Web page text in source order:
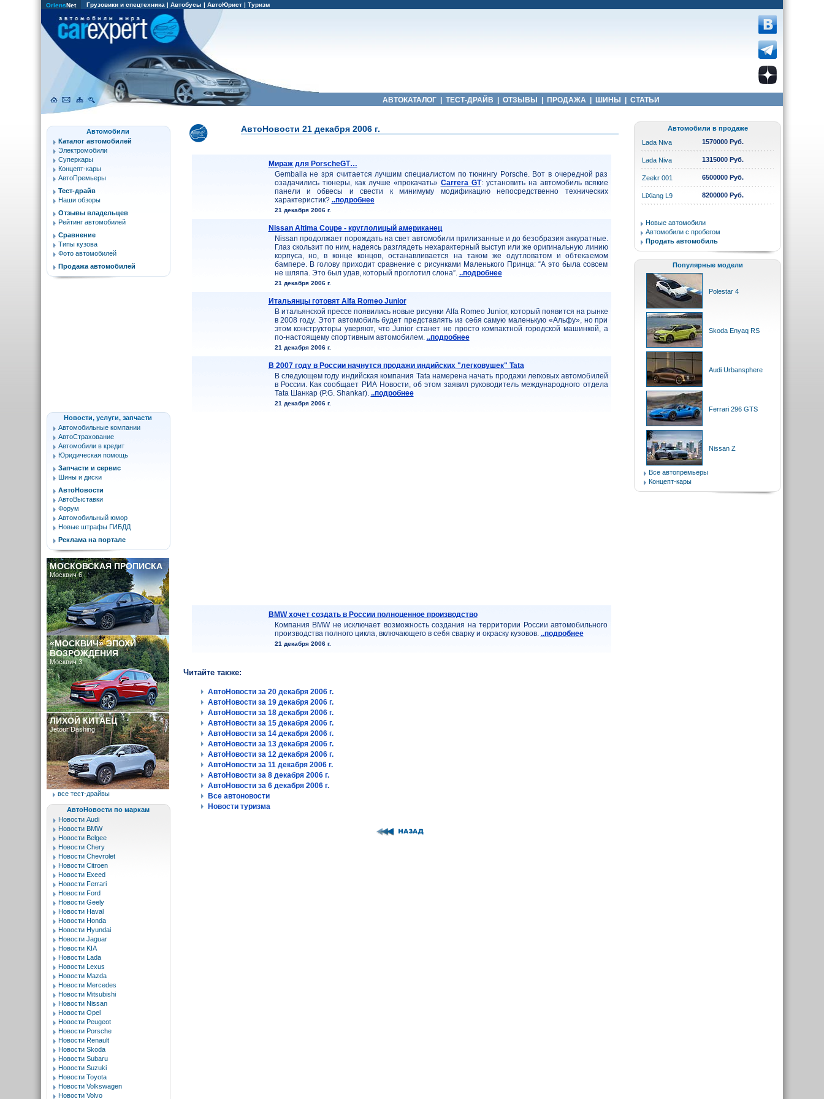
OriensNet Грузовики и спецтехника | Автобусы | АвтоЮрист | Туризм
АВТОКАТАЛОГ ТЕСТ-ДРАЙВ ОТЗЫВЫ ПРОДАЖА ШИНЫ СТАТЬИ
АвтоНовости 21 декабря 2006 г.
Мираж для PorscheGT…
Gemballa не зря считается лучшим специалистом по тюнингу Porsche. Вот в очередной раз
озадачились тюнеры, как лучше «прокачать» Carrera GT: установить на автомобиль всякие
панели и обвесы и свести к минимуму модификацию непосредственно технических
характеристик? ..подробнее
21 декабря 2006 г.
Nissan Altima Coupe - круглолицый американец
Nissan продолжает порождать на свет автомобили прилизанные и до безобразия аккуратные.
Глаз скользит по ним, надеясь разглядеть нехарактерный выступ или же оригинальную линию
корпуса, но, в конце концов, останавливается на таком же одутловатом и обтекаемом
бампере. В голову приходит сравнение с рисунками Маленького Принца: “А это была совсем
не шляпа. Это был удав, который проглотил слона”. ..подробнее
21 декабря 2006 г.
Итальянцы готовят Alfa Romeo Junior
В итальянской прессе появились новые рисунки Alfa Romeo Junior, который появится на рынке
в 2008 году. Этот автомобиль будет представлять из себя самую маленькую «Альфу», но при
этом конструкторы уверяют, что Junior станет не просто компактной городской машинкой, а
по-настоящему спортивным автомобилем. ..подробнее
21 декабря 2006 г.
В 2007 году в России начнутся продажи индийских "легковушек" Tata
В следующем году индийская компания Tata намерена начать продажи легковых автомобилей
в России. Как сообщает РИА Новости, об этом заявил руководитель международного отдела
Tata Шанкар (P.G. Shankar). ..подробнее
21 декабря 2006 г.
BMW хочет создать в России полноценное производство
Компания BMW не исключает возможность создания на территории России автомобильного
производства полного цикла, включающего в себя сварку и окраску кузовов. ..подробнее
21 декабря 2006 г.
Читайте также:
АвтоНовости за 20 декабря 2006 г.
АвтоНовости за 19 декабря 2006 г.
АвтоНовости за 18 декабря 2006 г.
АвтоНовости за 15 декабря 2006 г.
АвтоНовости за 14 декабря 2006 г.
АвтоНовости за 13 декабря 2006 г.
АвтоНовости за 12 декабря 2006 г.
АвтоНовости за 11 декабря 2006 г.
АвтоНовости за 8 декабря 2006 г.
АвтоНовости за 6 декабря 2006 г.
Все автоновости
Новости туризма
Автомобили
Каталог автомобилей
Электромобили
Суперкары
Концепт-кары
АвтоПремьеры
Тест-драйв
Наши обзоры
Отзывы владельцев
Рейтинг автомобилей
Сравнение
Типы кузова
Фото автомобилей
Продажа автомобилей
Новости, услуги, запчасти
Автомобильные компании
АвтоСтрахование
Автомобили в кредит
Юридическая помощь
Запчасти и сервис
Шины и диски
АвтоНовости
АвтоВыставки
Форум
Автомобильный юмор
Новые штрафы ГИБДД
Реклама на портале
МОСКОВСКАЯ ПРОПИСКА
Москвич 6
«МОСКВИЧ» ЭПОХИ
ВОЗРОЖДЕНИЯ
Москвич 3
ЛИХОЙ КИТАЕЦ
Jetour Dashing
все тест-драйвы
АвтоНовости по маркам
Новости Audi
Новости BMW
Новости Belgee
Новости Chery
Новости Chevrolet
Новости Citroen
Новости Exeed
Новости Ferrari
Новости Ford
Новости Geely
Новости Haval
Новости Honda
Новости Hyundai
Новости Jaguar
Новости KIA
Новости Lada
Новости Lexus
Новости Mazda
Новости Mercedes
Новости Mitsubishi
Новости Nissan
Новости Opel
Новости Peugeot
Новости Porsche
Новости Renault
Новости Skoda
Новости Subaru
Новости Suzuki
Новости Toyota
Новости Volkswagen
Новости Volvo
Автомобили в продаже
Lada Niva
1570000 Руб.
Lada Niva 1315000 Руб.
Zeekr 001 6500000 Руб.
LiXiang L9 8200000 Руб.
Новые автомобили
Автомобили с пробегом
Продать автомобиль
Популярные модели
Polestar 4
Skoda Enyaq RS
Audi Urbansphere
Ferrari 296 GTS
Nissan Z
Все автопремьеры
Концепт-кары